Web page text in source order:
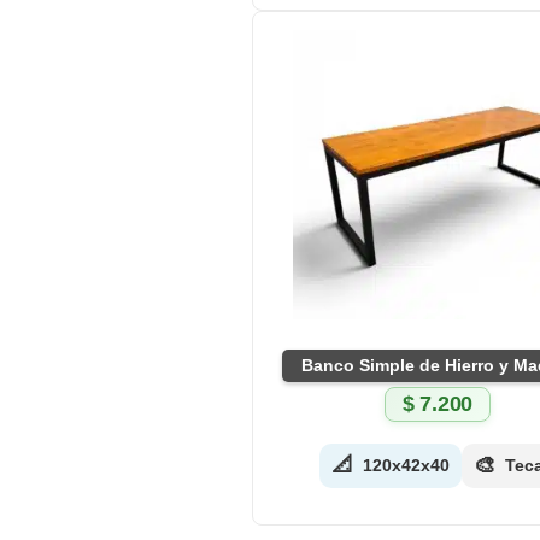
Banco Simple de Hierro y
$7.200
📐 120x42x40 🎨